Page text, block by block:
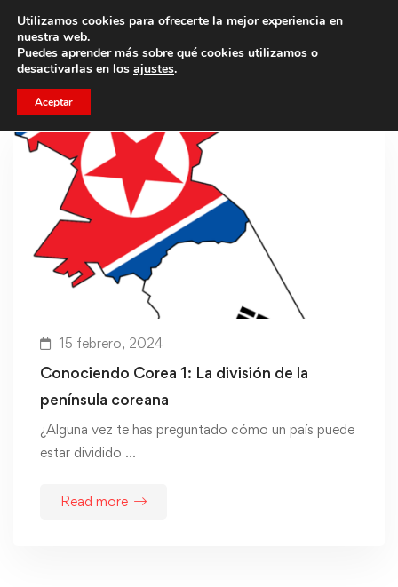
Trae a un amigo y llevaos un total de 75€ de descuento.
15 febrero, 2024
Conociendo Corea 1: La división de la
península coreana
¿Alguna vez te has preguntado cómo un país puede
estar dividido …
Read more
Utilizamos cookies para ofrecerte la mejor experiencia en
nuestra web.
Puedes aprender más sobre qué cookies utilizamos o
desactivarlas en los ajustes.
Aceptar